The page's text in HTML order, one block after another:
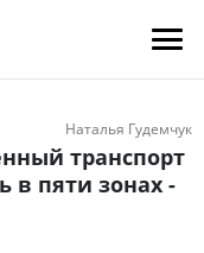
Наталья Гудемчук
транспорт
в пяти зонах -